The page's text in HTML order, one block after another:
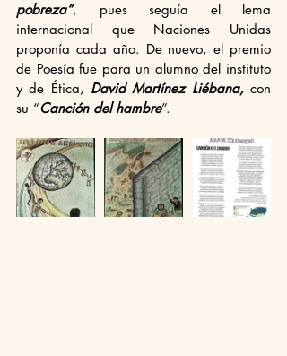
pobreza”, pues seguía el lema
internacional que Naciones Unidas
proponía cada año. De nuevo, el premio
de Poesía fue para un alumno del instituto
y de Ética, David Martínez Liébana, con
su “Canción del hambre”.